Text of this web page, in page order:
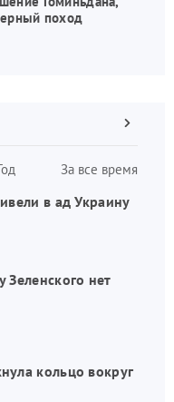
поход
За все время
Следующая
в ад Украину
нет
кольцо вокруг